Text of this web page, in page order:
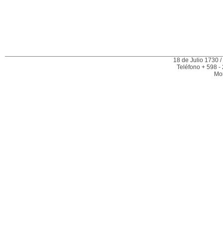
18 de Julio 1730
Teléfono + 598 -